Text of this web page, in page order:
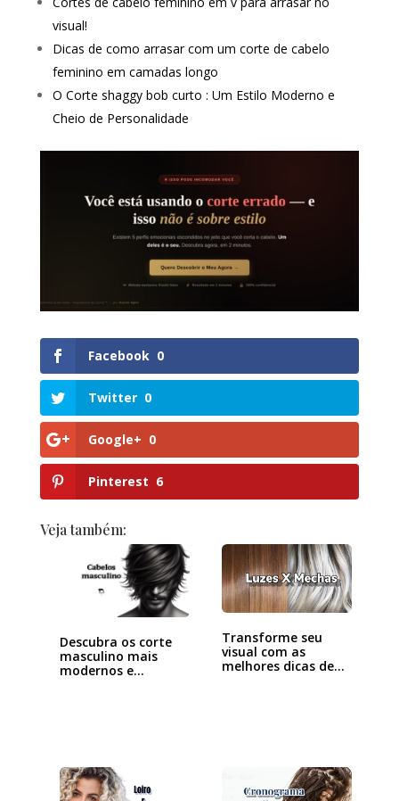
visual!
Dicas de como arrasar com um corte de cabelo
feminino em camadas longo
O Corte shaggy bob curto : Um Estilo Moderno e
Cheio de Personalidade
Facebook 0
Twitter 0
Google+ 0
Pinterest 6
Veja também:
Descubra os corte
masculino mais
modernos e…
Transforme seu
visual com as
melhores dicas de